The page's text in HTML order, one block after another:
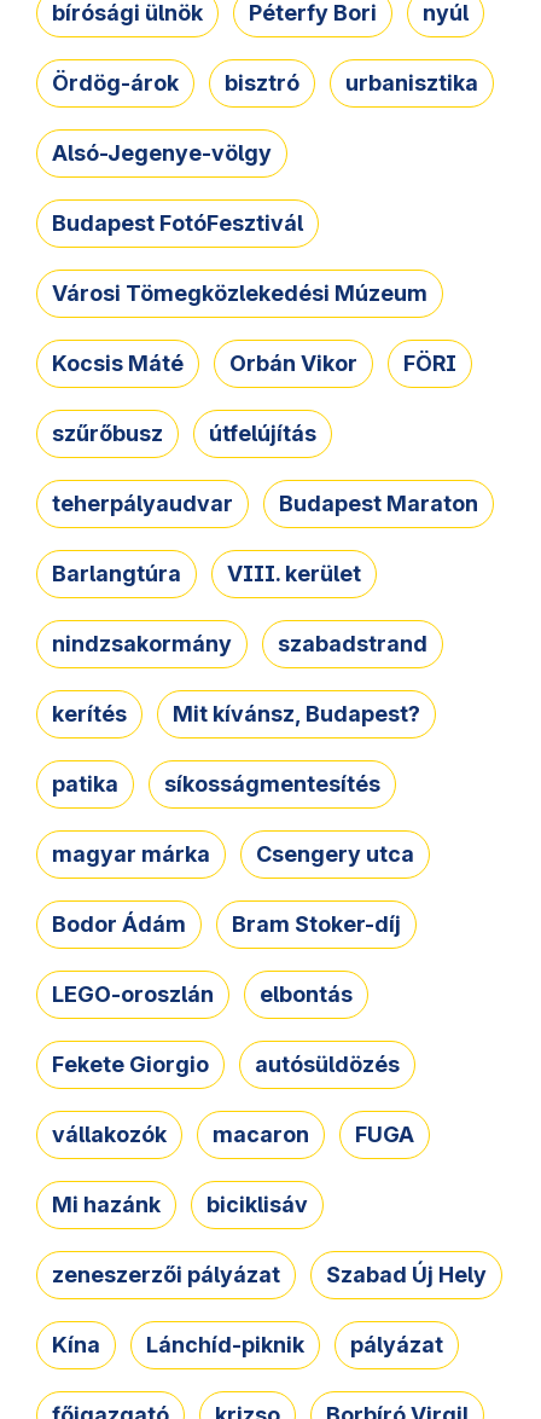
bírósági ülnök Péterfy Bori nyúl
Ördög-árok bisztró urbanisztika
Alsó-Jegenye-völgy
Budapest FotóFesztivál
Városi Tömegközlekedési Múzeum
Kocsis Máté Orbán Vikor FÖRI
szűrőbusz útfelújítás
teherpályaudvar Budapest Maraton
Barlangtúra VIII. kerület
nindzsakormány szabadstrand
kerítés Mit kívánsz, Budapest?
patika síkosságmentesítés
magyar márka Csengery utca
Bodor Ádám Bram Stoker-díj
LEGO-oroszlán elbontás
Fekete Giorgio autósüldözés
vállakozók macaron FUGA
Mi hazánk biciklisáv
zeneszerzői pályázat Szabad Új Hely
Kína Lánchíd-piknik pályázat